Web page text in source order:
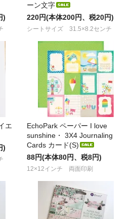
)
ーン文字
220円(本体200円、税20円)
シートサイズ 31.5×8.2センチ
エ
)
EchoPark ペーパー I love
sunshine・ 3X4 Journaling
Cards カード(S)
88円(本体80円、税8円)
12×12インチ 両面印刷